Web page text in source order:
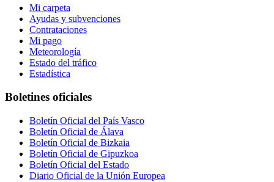
Mi carpeta
Ayudas y subvenciones
Contrataciones
Mi pago
Meteorología
Estado del tráfico
Estadística
Boletines oficiales
Boletín Oficial del País Vasco
Boletín Oficial de Álava
Boletín Oficial de Bizkaia
Boletín Oficial de Gipuzkoa
Boletín Oficial del Estado
Diario Oficial de la Unión Europea